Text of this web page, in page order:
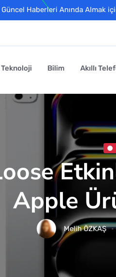
Güncel Haberleri Anında Almak
Teknoloji Bilim Akıllı
Apple
Melih ÖZKAŞ